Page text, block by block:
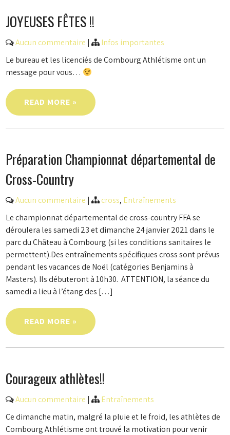
JOYEUSES FÊTES !!
Aucun commentaire |
Infos importantes
Le bureau et les licenciés de Combourg Athlétisme ont un
message pour vous…
READ MORE »
Préparation Championnat départemental de
Cross-Country
Aucun commentaire | cross, Entraînements
Le championnat départemental de cross-country FFA se
déroulera les samedi 23 et dimanche 24 janvier 2021 dans le
parc du Château à Combourg (si les conditions sanitaires le
permettent).Des entraînements spécifiques cross sont prévus
pendant les vacances de Noël (catégories Benjamins à
Masters). Ils débuteront à 10h30. ATTENTION, la séance du
samedi a lieu à l’étang des […]
READ MORE »
Courageux athlètes!!
Aucun commentaire |
Entraînements
Ce dimanche matin, malgré la pluie et le froid, les athlètes de
Combourg Athlétisme ont trouvé la motivation pour venir